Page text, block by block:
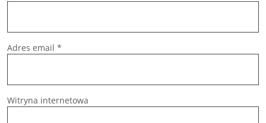
Adres email *
Witryna internetowa